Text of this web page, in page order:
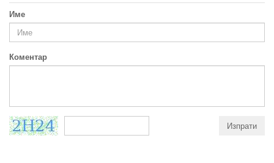
Име
Коментар